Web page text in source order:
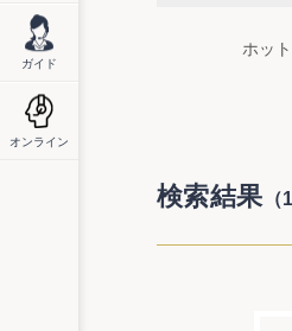
ガイド
オンライン
ホッ
検索結果